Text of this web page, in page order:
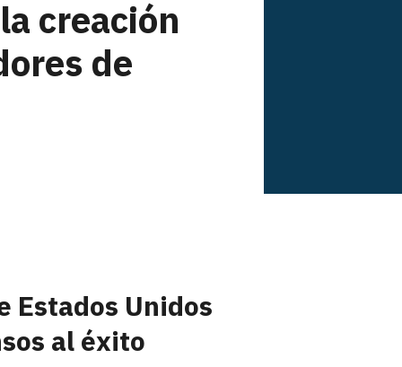
creación
de
Estados Unidos
al éxito